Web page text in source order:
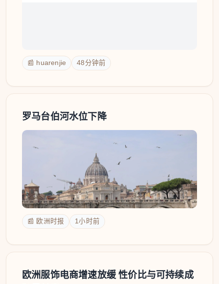
📰 huarenjie 48分钟前
罗马台伯河水位下降
📰 欧洲时报 1小时前
欧洲服饰电商增速放缓 性价比与可持续成